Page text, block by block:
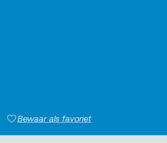
Bewaar als favoriet